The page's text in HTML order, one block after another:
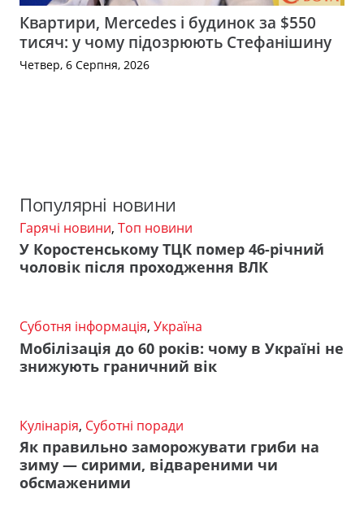
Квартири, Mercedes і будинок за $550
тисяч: у чому підозрюють Стефанішину
Четвер, 6 Серпня, 2026
Популярні новини
Гарячі новини, Топ новини
У Коростенському ТЦК помер 46-річний
чоловік після проходження ВЛК
Суботня інформація, Україна
Мобілізація до 60 років: чому в Україні не
знижують граничний вік
Кулінарія, Суботні поради
Як правильно заморожувати гриби на
зиму — сирими, відвареними чи
обсмаженими